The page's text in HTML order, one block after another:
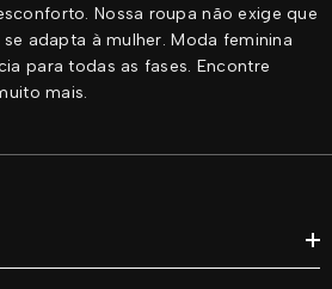
Nossa roupa não exige que
adapta à mulher. Moda feminina
para todas as fases. Encontre
mais.